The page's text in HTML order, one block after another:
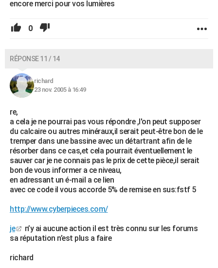
encore merci pour vos lumières
0
RÉPONSE 11 / 14
richard
23 nov. 2005 à 16:49
re,
a cela je ne pourrai pas vous répondre ,l'on peut supposer
du calcaire ou autres minéraux,il serait peut-être bon de le
tremper dans une bassine avec un détartrant afin de le
résorber dans ce cas,et cela pourrait éventuellement le
sauver car je ne connais pas le prix de cette pièce,il serait
bon de vous informer a ce niveau,
en adressant un é-mail a ce lien
avec ce code il vous accorde 5% de remise en sus:fstf 5
http://www.cyberpieces.com/
je
n’y ai aucune action il est très connu sur les forums
sa réputation n’est plus a faire
richard